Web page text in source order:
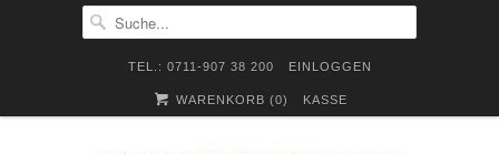
TEL.: 0711-907 38 200 EINLOGGEN
WARENKORB (0) KASSE